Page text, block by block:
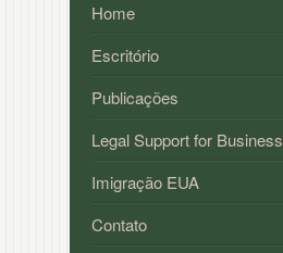
Home
Escritório
Publicações
Legal Support for Business
Imigração EUA
Contato